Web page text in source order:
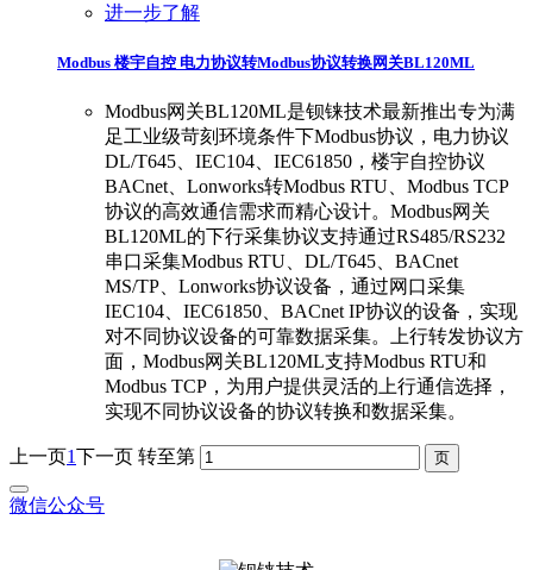
进一步了解
Modbus 楼宇自控 电力协议转Modbus协议转换网关BL120ML
Modbus网关BL120ML是钡铼技术最新推出专为满
足工业级苛刻环境条件下Modbus协议，电力协议
DL/T645、IEC104、IEC61850，楼宇自控协议
BACnet、Lonworks转Modbus RTU、Modbus TCP
协议的高效通信需求而精心设计。Modbus网关
BL120ML的下行采集协议支持通过RS485/RS232
串口采集Modbus RTU、DL/T645、BACnet
MS/TP、Lonworks协议设备，通过网口采集
IEC104、IEC61850、BACnet IP协议的设备，实现
对不同协议设备的可靠数据采集。上行转发协议方
面，Modbus网关BL120ML支持Modbus RTU和
Modbus TCP，为用户提供灵活的上行通信选择，
实现不同协议设备的协议转换和数据采集。
上一页1下一页 转至第
微信公众号